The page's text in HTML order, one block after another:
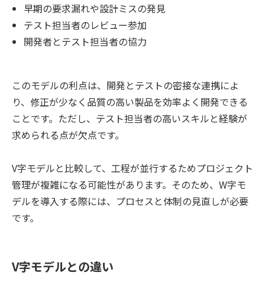
早期の要求漏れや設計ミスの発見
テスト担当者のレビュー参加
開発者とテスト担当者の協力
このモデルの利点は、開発とテストの密接な連携によ
り、修正が少なく品質の高い製品を効率よく開発できる
ことです。ただし、テスト担当者の高いスキルと経験が
求められる点が欠点です。
V字モデルと比較して、工程が並行するためプロジェクト
管理が複雑になる可能性があります。そのため、W字モ
デルを導入する際には、プロセスと体制の見直しが必要
です。
V字モデルとの違い